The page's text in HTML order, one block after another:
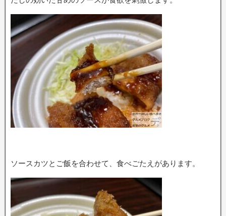
ソースカツとご飯を合わせて、食べごたえがあります。